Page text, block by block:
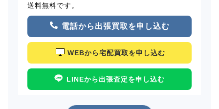
送料無料です。
電話から出張買取を申し込む
WEBから宅配買取を申し込む
LINEから出張査定を申し込む